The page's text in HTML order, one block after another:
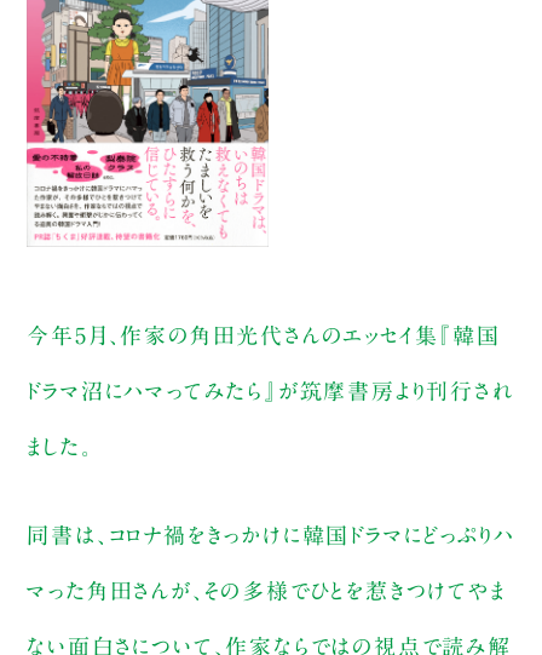
今年5月、作家の角田光代さんのエッセイ集『韓国
ドラマ沼にハマってみたら』が筑摩書房より刊行され
ました。
同書は、コロナ禍をきっかけに韓国ドラマにどっぷりハ
マった角田さんが、その多様でひとを惹きつけてやま
ない面白さについて、作家ならではの視点で読み解